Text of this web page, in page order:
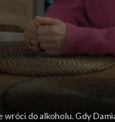
do alkoholu. Gdy